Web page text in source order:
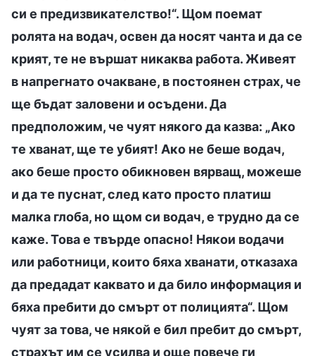
си е предизвикателство!“. Щом поемат
ролята на водач, освен да носят чанта и да се
крият, те не вършат никаква работа. Живеят
в напрегнато очакване, в постоянен страх, че
ще бъдат заловени и осъдени. Да
предположим, че чуят някого да казва: „Ако
те хванат, ще те убият! Ако не беше водач,
ако беше просто обикновен вярващ, можеше
и да те пуснат, след като просто платиш
малка глоба, но щом си водач, е трудно да се
каже. Това е твърде опасно! Някои водачи
или работници, които бяха хванати, отказаха
да предадат каквато и да било информация и
бяха пребити до смърт от полицията“. Щом
чуят за това, че някой е бил пребит до смърт,
страхът им се усилва и още повече ги